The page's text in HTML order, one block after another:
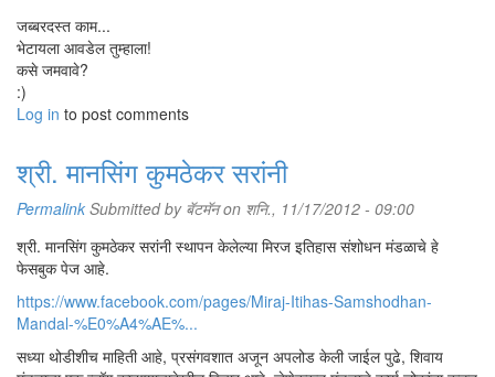
जब्बरदस्त काम...
भेटायला आवडेल तुम्हाला!
कसे जमवावे?
:)
Log in to post comments
श्री. मानसिंग कुमठेकर सरांनी
Permalink Submitted by बॅटमॅनon शनि., 11/17/2012 - 09:00
श्री. मानसिंग कुमठेकर सरांनी स्थापन केलेल्या मिरज इतिहास संशोधन मंडळाचे हे
फेसबुक पेज आहे.
https://www.facebook.com/pages/Miraj-Itihas-Samshodhan-
Mandal-%E0%A4%AE%...
सध्या थोडीशीच माहिती आहे, प्रसंगवशात अजून अपलोड केली जाईल पुढे, शिवाय